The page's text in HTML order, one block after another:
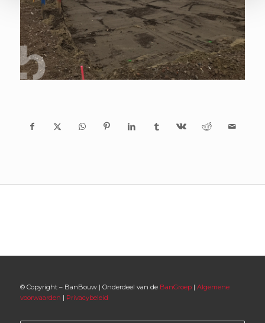
© Copyright – BanBouw | Onderdeel van de BanGroep| Algemene
voorwaarden | Privacybeleid